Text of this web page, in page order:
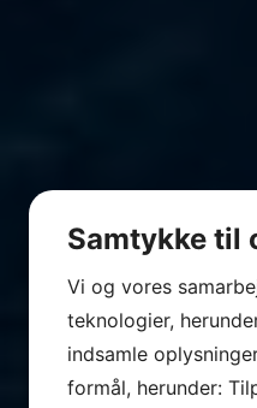
Samtykke til
Vi og vores
teknologier,
indsamle
formål, herunder: